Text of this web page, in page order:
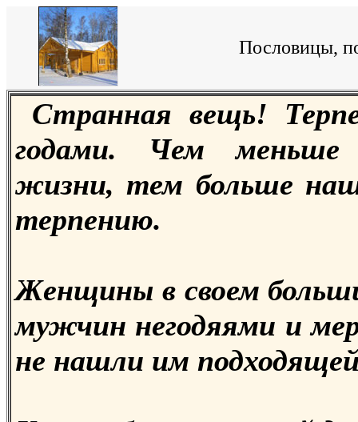
Пословицы,
Странная вещь!
годами. Чем
жизни, тем больше
терпению.
Женщины в своем
мужчин негодяями и
не нашли им